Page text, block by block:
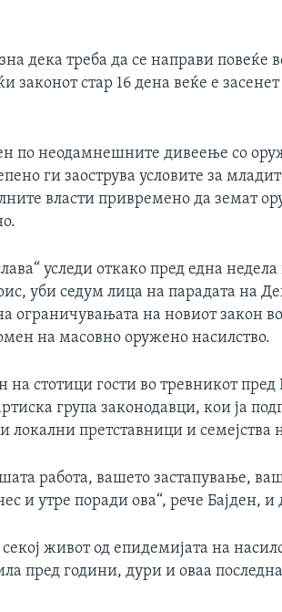
дека треба да се направи повеќе
законот стар 16 дена веќе е
по неодамнешните дивеење со
ги заострува условите за
власти привремено да земат
уследи откако пред една
уби седум лица на парадата на
ограничувањата на новиот закон
на масовно оружено насилство.
стотици гости во тревникот пред
група законодавци, кои ја
локални претставници и семејства
работа, вашето застапување,
и утре поради ова“, рече Бајден, и
живот од епидемијата на
пред години, дури и оваа